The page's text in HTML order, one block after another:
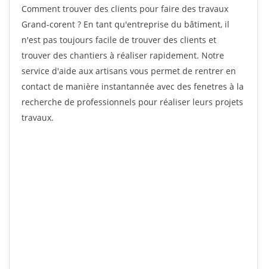
Comment trouver des clients pour faire des travaux
Grand-corent ? En tant qu'entreprise du bâtiment, il
n'est pas toujours facile de trouver des clients et
trouver des chantiers à réaliser rapidement. Notre
service d'aide aux artisans vous permet de rentrer en
contact de manière instantannée avec des fenetres à la
recherche de professionnels pour réaliser leurs projets
travaux.